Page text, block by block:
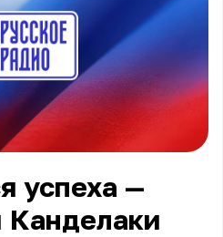
успеха —
Канделаки